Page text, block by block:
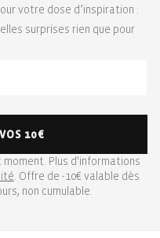
votre dose d’inspiration :
surprises rien que pour
10€
Plus d'informations
. Offre de -10€ valable dès
non cumulable.